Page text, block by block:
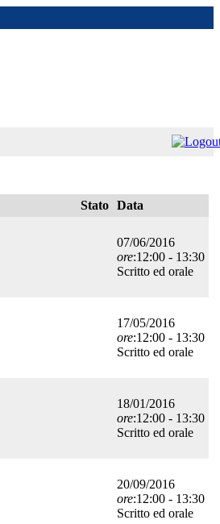
Stato Data
07/06/2016
ore:12:00 - 13:30
Scritto ed orale
17/05/2016
ore:12:00 - 13:30
Scritto ed orale
18/01/2016
ore:12:00 - 13:30
Scritto ed orale
20/09/2016
ore:12:00 - 13:30
Scritto ed orale